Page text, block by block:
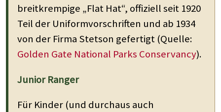
breitkrempige „Flat Hat“, offiziell seit 1920
Teil der Uniformvorschriften und ab 1934
von der Firma Stetson gefertigt (Quelle:
Golden Gate National Parks Conservancy).
Junior Ranger
Für Kinder (und durchaus auch